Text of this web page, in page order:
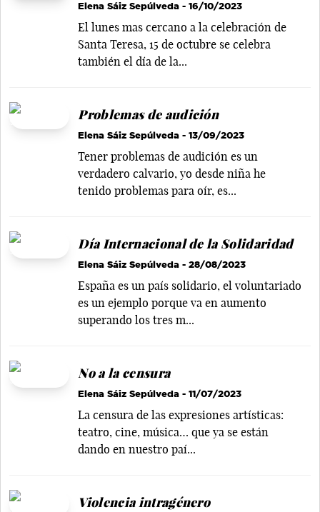
Elena Sáiz Sepúlveda - 16/10/2023
El lunes mas cercano a la celebración de
Santa Teresa, 15 de octubre se celebra
también el día de la...
Problemas de audición
Elena Sáiz Sepúlveda - 13/09/2023
Tener problemas de audición es un
verdadero calvario, yo desde niña he
tenido problemas para oír, es...
Día Internacional de la Solidaridad
Elena Sáiz Sepúlveda - 28/08/2023
España es un país solidario, el voluntariado
es un ejemplo porque va en aumento
superando los tres m...
No a la censura
Elena Sáiz Sepúlveda - 11/07/2023
La censura de las expresiones artísticas:
teatro, cine, música… que ya se están
dando en nuestro paí...
Violencia intragénero